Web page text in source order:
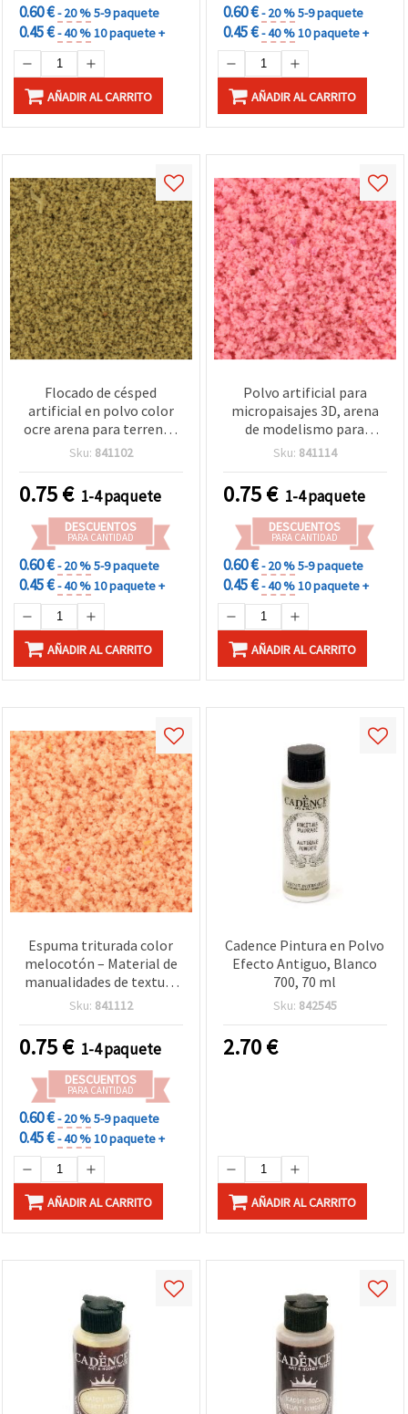
0.60 €- 20 %5-9 paquete
0.45 €- 40 %10 paquete +
AÑADIR AL CARRITO
0.60 €- 20 %5-9 paquete
0.45 €- 40 %10 paquete +
AÑADIR AL CARRITO
Flocado de césped
artificial en polvo color
ocre arena para terrenos
en miniatura y
dioramas, escenografía de
modelismo ferroviario y
maquetas, peanas de
wargames, inclusiones en
resina epoxi, 5 g
Sku: 841102
0.75€ 1-4 paquete
DESCUENTOS
PARA CANTIDAD
0.60 €- 20 %5-9 paquete
0.45 €- 40 %10 paquete +
AÑADIR AL CARRITO
Polvo artificial para
micropaisajes 3D, arena
de modelismo para
árboles y flores, color
resina epoxi - 5 gramos
Sku: 841114
0.75€ 1-4 paquete
DESCUENTOS
PARA CANTIDAD
0.60 €- 20 %5-9 paquete
0.45 €- 40 %10 paquete +
AÑADIR AL CARRITO
Espuma triturada color
melocotón – Material de
manualidades de textura
suave para micropaisajes
flores de maqueta,
inclusión en resina epoxi,
5 g
Sku: 841112
0.75€ 1-4 paquete
DESCUENTOS
PARA CANTIDAD
0.60 €- 20 %5-9 paquete
0.45 €- 40 %10 paquete +
AÑADIR AL CARRITO
Cadence Pintura en Polvo
Efecto Antiguo, Blanco
700, 70 ml
Sku: 842545
2.70€
AÑADIR AL CARRITO